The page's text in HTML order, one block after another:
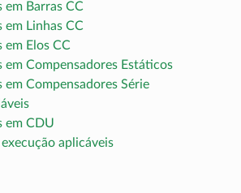
em Barras CC
em Linhas CC
em Elos CC
em Compensadores Estáticos
em Compensadores Série
em CDU
aplicáveis